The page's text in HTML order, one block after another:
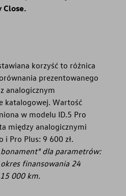
Close.
korzyść to różnica
prezentowanego
analogicznym
katalogowej. Wartość
w modelu ID.5 Pro
między analogicznymi
i Pro Plus: 9 600 zł.
dla parametrów:
finansowania 24
000 km.